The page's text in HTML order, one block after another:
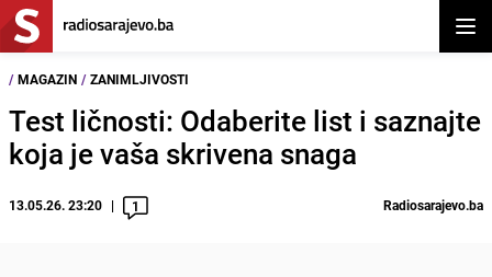
/ MAGAZIN / ZANIMLJIVOSTI
Test ličnosti: Odaberite list i saznajte
koja je vaša skrivena snaga
13.05.26. 23:20 1 Radiosarajevo.ba